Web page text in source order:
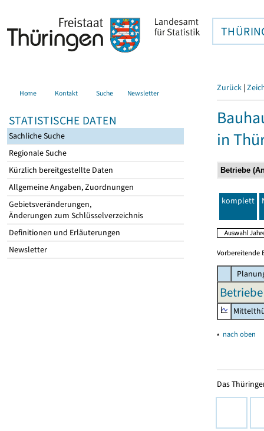
Home Kontakt Suche Newsletter
STATISTISCHE DATEN
Sachliche Suche
Regionale Suche
Kürzlich bereitgestellte Daten
Allgemeine Angaben, Zuordnungen
Gebietsveränderungen,
Änderungen zum Schlüsselverzeichnis
Definitionen und Erläuterungen
Newsletter
Zurück |
in
komplett
Vorbereitende
▴ nach oben
Das